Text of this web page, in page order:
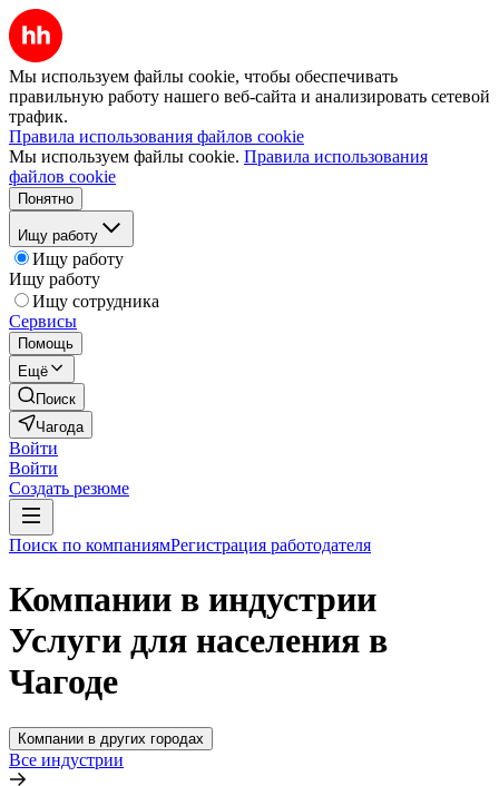
Мы используем файлы cookie, чтобы обеспечивать
правильную работу нашего веб-сайта и анализировать сетевой
трафик.
Правила использования файлов cookie
Мы используем файлы cookie. Правила использования
файлов cookie
Понятно
Ищу работу
Ищу работу
Ищу работу
Ищу сотрудника
Сервисы
Помощь
Ещё
Поиск
Чагода
Войти
Войти
Создать резюме
Поиск по компаниямРегистрация работодателя
Компании в индустрии
Услуги для населения в
Чагоде
Компании в других городах
Все индустрии